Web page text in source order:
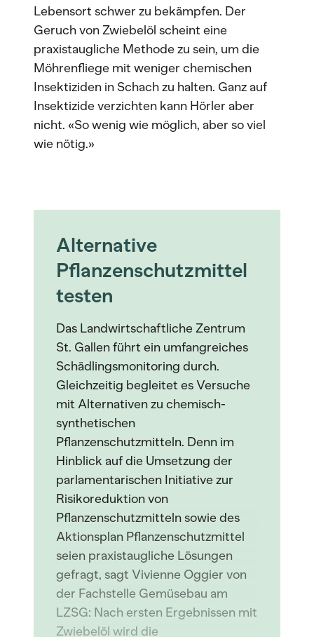
Lebensort schwer zu bekämpfen. Der
Geruch von Zwiebelöl scheint eine
praxistaugliche Methode zu sein, um die
Möhrenfliege mit weniger chemischen
Insektiziden in Schach zu halten. Ganz auf
Insektizide verzichten kann Hörler aber
nicht. «So wenig wie möglich, aber so viel
wie nötig.»
Alternative
Pflanzenschutzmittel
testen
Das Landwirtschaftliche Zentrum
St. Gallen führt ein umfangreiches
Schädlingsmonitoring durch.
Gleichzeitig begleitet es Versuche
mit Alternativen zu chemisch-
synthetischen
Pflanzenschutzmitteln. Denn im
Hinblick auf die Umsetzung der
parlamentarischen Initiative zur
Risikoreduktion von
Pflanzenschutzmitteln sowie des
Aktionsplan Pflanzenschutzmittel
seien praxistaugliche Lösungen
gefragt, sagt Vivienne Oggier von
der Fachstelle Gemüsebau am
LZSG: Nach ersten Ergebnissen mit
Zwiebelöl wird die